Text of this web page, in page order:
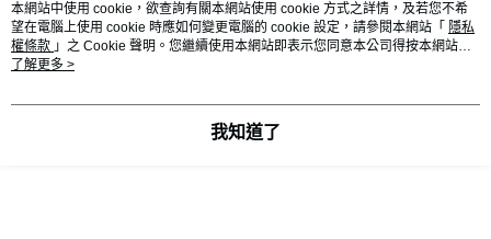
本網站中使用 cookie，欲查詢有關本網站使用 cookie 方式之詳情，及若您不希
望在電腦上使用 cookie 時應如何變更電腦的 cookie 設定，請參閱本網站「 隱私
權條款 」之 Cookie 聲明。您繼續使用本網站即表示您同意本公司得按本網站使
用條款之 Cookie 聲明使用 cookie。
了解更多 >
我知道了